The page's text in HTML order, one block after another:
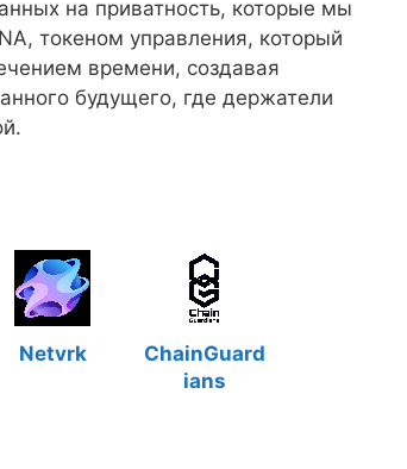
на приватность, которые мы
токеном управления, который
времени, создавая
будущего, где держатели
Netvrk
ChainGuard
ians